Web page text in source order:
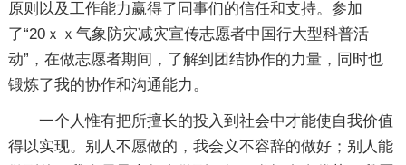
原则以及工作能力赢得了同事们的信任和支持。参加
了“20ｘｘ气象防灾减灾宣传志愿者中国行大型科普活
动”，在做志愿者期间，了解到团结协作的力量，同时也
锻炼了我的协作和沟通能力。
一个人惟有把所擅长的投入到社会中才能使自我价值
得以实现。别人不愿做的，我会义不容辞的做好；别人能